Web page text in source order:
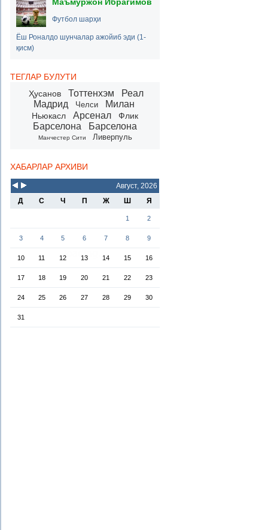
Футбол шарҳи
Ёш Роналдо шунчалар ажойиб эди (1-
қисм)
ТЕГЛАР БУЛУТИ
Ҳусанов
Тоттенхэм
Реал
Мадрид
Челси Милан
Ньюкасл Арсенал Флик
Барселона Барселона
Манчестер Сити Ливерпуль
ХАБАРЛАР АРХИВИ
Август, 2026
Д
С Ч П Ж Ш Я
1 2
3 4 5 6 7 8 9
10 11 12 13 14 15 16
17 18 19 20 21 22 23
24 25 26 27 28 29 30
31